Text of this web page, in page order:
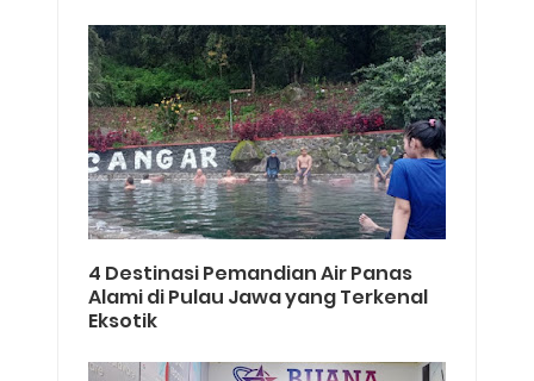
4 Destinasi Pemandian Air Panas
Alami di Pulau Jawa yang Terkenal
Eksotik